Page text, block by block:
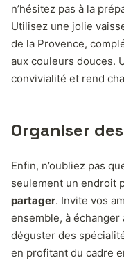
n’hésitez pas à la
Utilisez une jolie
de la Provence,
aux couleurs douces.
convivialité et rend
Organiser
Enfin, n’oubliez pas
seulement un endroit
partager. Invite vos
ensemble, à échanger
déguster des
en profitant du cadre